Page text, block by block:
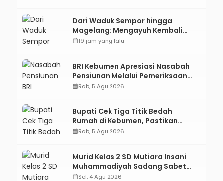
Dari Waduk Sempor hingga
Magelang: Mengayuh Kembali
Sisa-Sisa Racun Masa Remaja
calendar_month19 jam yang lalu
BRI Kebumen Apresiasi Nasabah
Pensiunan Melalui Pemeriksaan
Kesehatan Gratis Hingga
calendar_monthRab, 5 Agu 2026
Bupati Cek Tiga Titik Bedah
Rumah di Kebumen, Pastikan
Hunian Layak bagi Warga
calendar_monthRab, 5 Agu 2026
Murid Kelas 2 SD Mutiara Insani
Muhammadiyah Sadang Sabet
Emas dan Perak di Kejurda Tapak
calendar_monthSel, 4 Agu 2026